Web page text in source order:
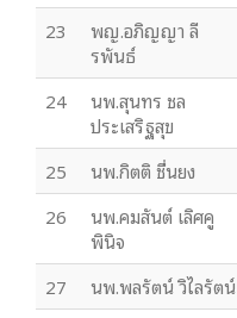
23
พญ.อภิญญา ลี
รพันธ์
24
นพ.สุนทร ชล
ประเสริฐสุข
25 นพ.กิตติ ชื่นยง
26
นพ.คมสันต์ เลิศคู
พินิจ
27 นพ.พลรัตน์ วิไลรัตน์